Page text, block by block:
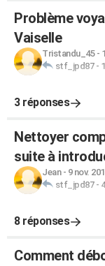
Problème
Vaiselle
Tristandu_45-
stf_jpd87-
3 réponses
Nettoyer
suite à
Jean- 9 nov.
stf_jpd87-
8 réponses
Comment